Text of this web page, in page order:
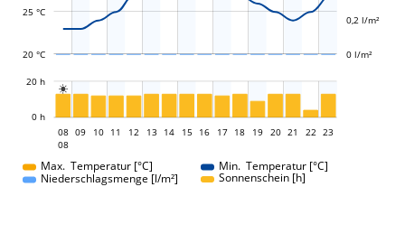
20 °C
25 °C
0 l/m²
0,2 l/m²

0 h
20 h
08
08
08
09 10 11 12 13 14 15 16 17 18 19 20 21 22 23
Max. Temperatur [°C]
Min. Temperatur [°C]
Niederschlagsmenge [l/m²]
Sonnenschein [h]